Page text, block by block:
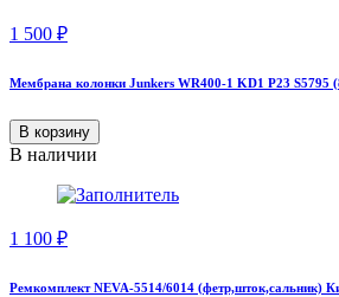
1 500 ₽
Мембрана колонки Junkers WR400-1 KD1 P23 S5795
В корзину
В наличии
1 100 ₽
Ремкомплект NEVA-5514/6014 (фетр,шток,сальник)